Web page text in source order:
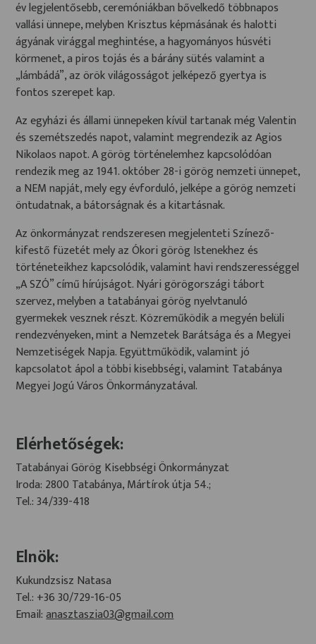
év legjelentősebb, ceremóniákban bővelkedő többnapos
vallási ünnepe, melyben Krisztus képmásának és halotti
ágyának virággal meghintése, a hagyományos húsvéti
körmenet, a piros tojás és a bárány sütés valamint a
„lámbádá”, az örök világosságot jelképező gyertya is
fontos szerepet kap.
Az egyházi és állami ünnepeken kívül tartanak még Valentin
és szemétszedés napot, valamint megrendezik az Agios
Nikolaos napot. A görög történelemhez kapcsolódóan
rendezik meg az 1941. október 28-i görög nemzeti ünnepet,
a NEM napját, mely egy évforduló, jelképe a görög nemzeti
öntudatnak, a bátorságnak és a kitartásnak.
Az önkormányzat rendszeresen megjelenteti Színező-
kifestő füzetét mely az Ókori görög Istenekhez és
történeteikhez kapcsolódik, valamint havi rendszerességgel
„A SZÓ” című hírújságot. Nyári görögországi tábort
szervez, melyben a tatabányai görög nyelvtanuló
gyermekek vesznek részt. Közreműködik a megyén belüli
rendezvényeken, mint a Nemzetek Barátsága és a Megyei
Nemzetiségek Napja. Együttműködik, valamint jó
kapcsolatot ápol a többi kisebbségi, valamint Tatabánya
Megyei Jogú Város Önkormányzatával.
Elérhetőségek:
Tatabányai Görög Kisebbségi Önkormányzat
Iroda: 2800 Tatabánya, Mártírok útja 54.;
Tel.: 34/339-418
Elnök:
Kukundzsisz Natasa
Tel.: +36 30/729-16-05
Email:anasztaszia03@gmail.com